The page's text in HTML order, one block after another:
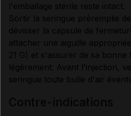
l'emballage stérile reste intact.
Sortir la seringue préremplie
dévisser la capsule de
attacher une aiguille
21 G) et s'assurer de sa
légèrement. Avant l'injection,
seringue toute bulle d'air